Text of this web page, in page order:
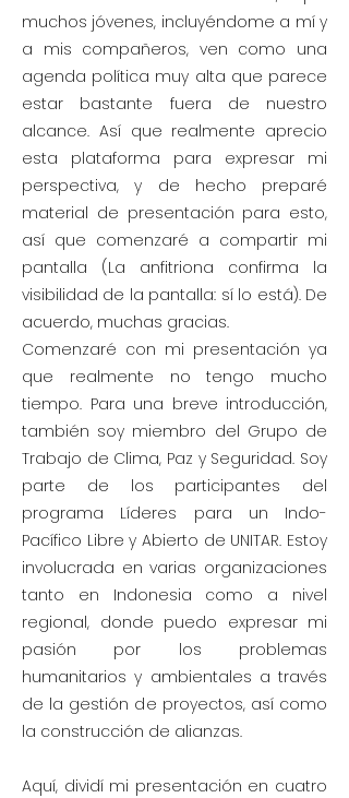
muchos jóvenes, incluyéndome a mí y
a mis compañeros, ven como una
agenda política muy alta que parece
estar bastante fuera de nuestro
alcance. Así que realmente aprecio
esta plataforma para expresar mi
perspectiva, y de hecho preparé
material de presentación para esto,
así que comenzaré a compartir mi
pantalla (La anfitriona confirma la
visibilidad de la pantalla: sí lo está). De
acuerdo, muchas gracias.
Comenzaré con mi presentación ya
que realmente no tengo mucho
tiempo. Para una breve introducción,
también soy miembro del Grupo de
Trabajo de Clima, Paz y Seguridad. Soy
parte de los participantes del
programa Líderes para un Indo-
Pacífico Libre y Abierto de UNITAR. Estoy
involucrada en varias organizaciones
tanto en Indonesia como a nivel
regional, donde puedo expresar mi
pasión por los problemas
humanitarios y ambientales a través
de la gestión de proyectos, así como
la construcción de alianzas.
Aquí, dividí mi presentación en cuatro